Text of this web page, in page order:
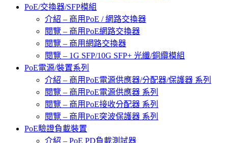
PoE/交換器/SFP模組
介紹 – 商用PoE / 網路交換器
閱覽 – 商用PoE網路交換器
閱覽 – 商用網路交換器
閱覽 – 1G SFP/10G SFP+ 光纖/銅纜模組
PoE電源/裝置系列
介紹 – 商用PoE電源供應器/分配器/保護器 系列
閱覽 – 商用PoE電源供應器 系列
閱覽 – 商用PoE接收分配器 系列
閱覽 – 商用PoE突波保護器 系列
PoE驗證負載裝置
介紹 – PoE PD負載測試器